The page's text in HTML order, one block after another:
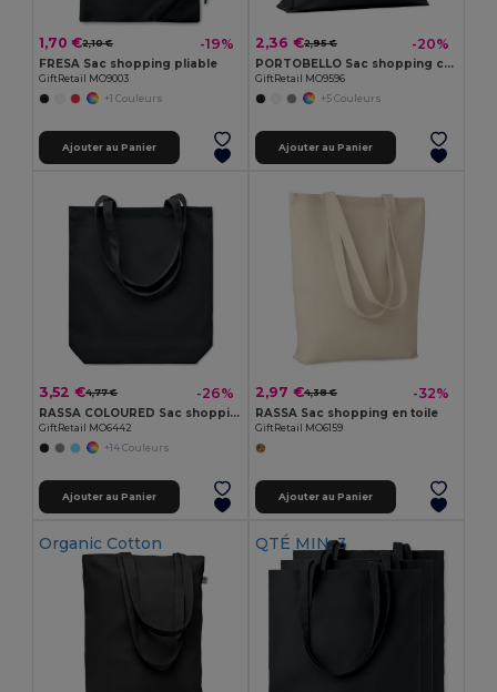
1,70 €2,10 € -19%
FRESA Sac shopping pliable
GiftRetail MO9003
+1 Couleurs
Ajouter au Panier
2,36 €2,95 € -20%
PORTOBELLO Sac shopping coton 140gr/m²
GiftRetail MO9596
+5 Couleurs
Ajouter au Panier
3,52 €4,77 € -26%
RASSA COLOURED Sac shopping en toile 270 gr/m²
GiftRetail MO6442
+14 Couleurs
Ajouter au Panier
2,97 €4,38 € -32%
RASSA Sac shopping en toile
GiftRetail MO6159
Ajouter au Panier
Organic Cotton QTÉ MIN: 3